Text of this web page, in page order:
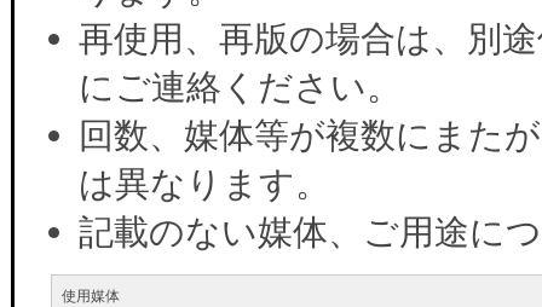
再使用、再版の場合は、別
にご連絡ください。
回数、媒体等が複数にまた
は異なります。
記載のない媒体、ご用途に
使用媒体